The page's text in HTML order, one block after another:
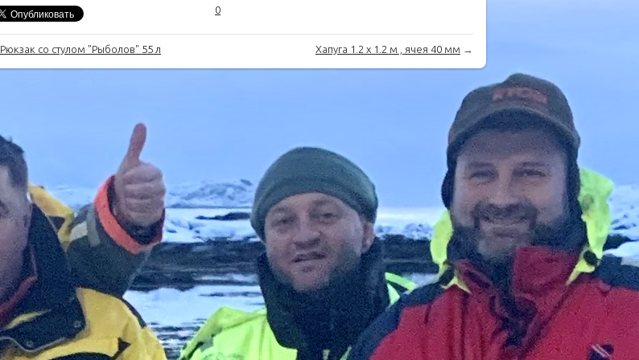
0
Рюкзак со стулом "Рыболов" 55 л Хапуга 1.2 х 1.2 м , ячея 40 мм →